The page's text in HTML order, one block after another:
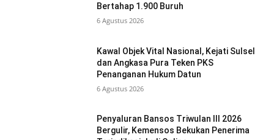
Bertahap 1.900 Buruh
6 Agustus 2026
Kawal Objek Vital Nasional, Kejati Sulsel
dan Angkasa Pura Teken PKS
Penanganan Hukum Datun
6 Agustus 2026
Penyaluran Bansos Triwulan III 2026
Bergulir, Kemensos Bekukan Penerima